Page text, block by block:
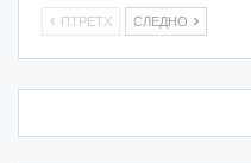
ПТРЕТХ СЛЕДНО